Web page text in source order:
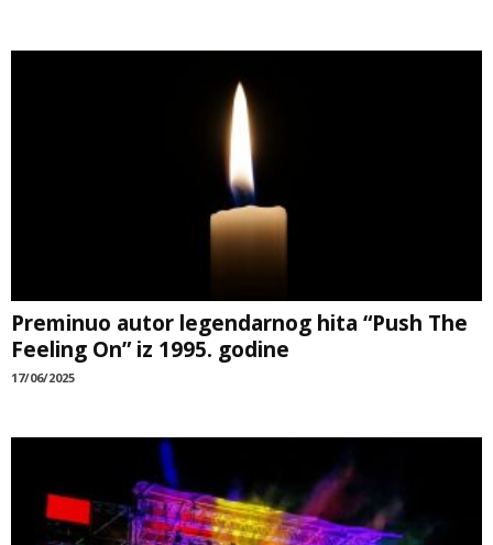
Preminuo autor legendarnog hita “Push The
Feeling On” iz 1995. godine
17/06/2025